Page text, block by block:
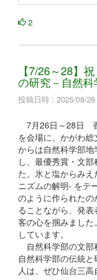
2
【7/26～28】
の研究－自然
投稿日時 : 2025/08/26
7月26日～28日
を会場に、かがわ
からは自然科学部
し、最優秀賞・文
た。氷と塩からみ
ニズムの解明- をテ
のように作られた
ることながら、発
客の心を掴みまし
しています。
自然科学部の文部
自然科学部の伝統
人は、ぜひ仙台三